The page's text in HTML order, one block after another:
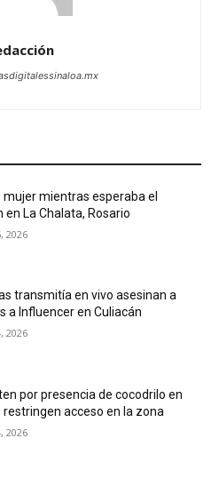
mujer mientras esperaba el
en La Chalata, Rosario
2026
transmitía en vivo asesinan a
a Influencer en Culiacán
2026
por presencia de cocodrilo en
restringen acceso en la zona
2026